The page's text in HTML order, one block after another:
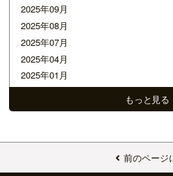
2025年09月
2025年08月
2025年07月
2025年04月
2025年01月
2024年12月
2024年11月
2024年08月
もっと見る
前のページ